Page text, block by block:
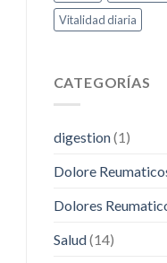
Vitalidad diaria
CATEGORÍAS
digestion(1)
Dolore
Dolores
Salud(14)